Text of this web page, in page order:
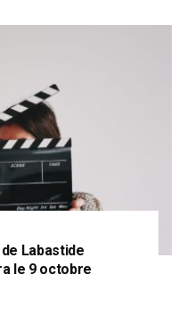
Labastide
le 9 octobre